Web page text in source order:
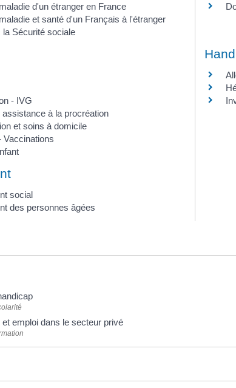
d'un étranger en France
et santé d'un Français à l'étranger
la Sécurité sociale
- IVG
à la procréation
et soins à domicile
Vaccinations
social
des personnes âgées
et emploi dans le secteur privé